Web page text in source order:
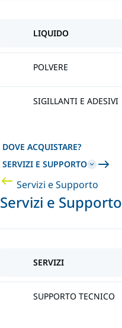
LIQUIDO
POLVERE
SIGILLANTI E ADESIVI
DOVE ACQUISTARE?
SERVIZI E SUPPORTO
Servizi e Supporto
Servizi e Supporto
SERVIZI
SUPPORTO TECNICO